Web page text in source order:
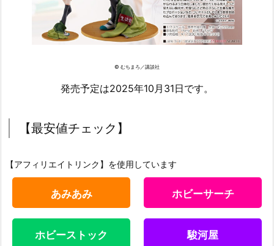
© むちまろ／講談社
発売予定は2025年10月31日です。
【最安値チェック】
【アフィリエイトリンク】を使用しています
あみあみ ホビーサーチ
ホビーストック 駿河屋